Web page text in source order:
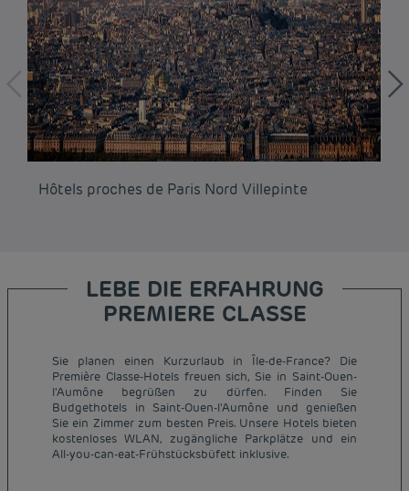
Hôtels proches de Paris Nord Villepinte
LEBE DIE ERFAHRUNG
PREMIERE CLASSE
Sie planen einen Kurzurlaub in Île-de-France? Die
Première Classe-Hotels freuen sich, Sie in Saint-Ouen-
l'Aumône begrüßen zu dürfen. Finden Sie
Budgethotels in Saint-Ouen-l'Aumône und genießen
Sie ein Zimmer zum besten Preis. Unsere Hotels bieten
kostenloses WLAN, zugängliche Parkplätze und ein
All-you-can-eat-Frühstücksbüfett inklusive.
Günstige Hotels Paris
Günstige Hotels Hannover
Günstige Hotels Deutschland
Impressum
Allgemeine Geschäftsbedingungen